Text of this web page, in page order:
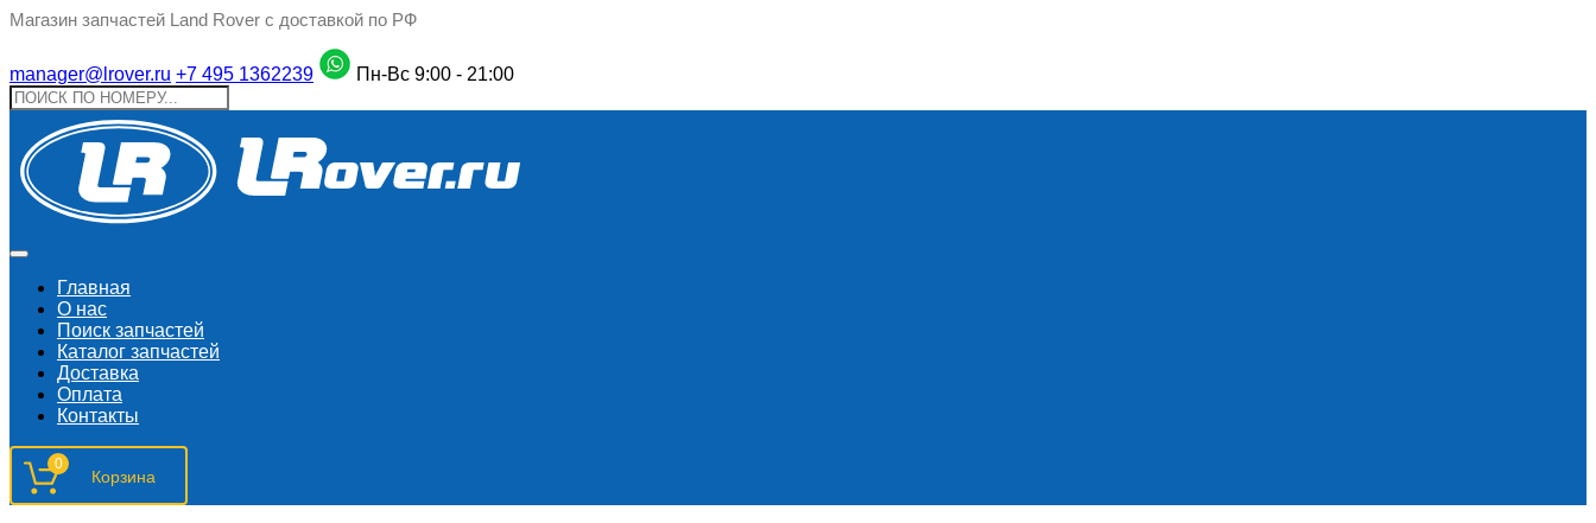
Магазин запчастей Land Rover с доставкой по РФ
manager@lrover.ru +7 495 1362239 Пн-Вс 9:00 - 21:00
Главная
О нас
Поиск запчастeй
Каталог запчастей
Доставка
Оплата
Контакты
0